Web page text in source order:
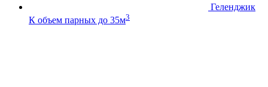
Геленджик
К объем парных до 35м3